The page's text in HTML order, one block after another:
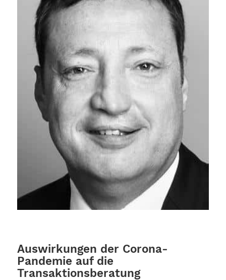
Auswirkungen der Corona-
Pandemie auf die
Transaktionsberatung